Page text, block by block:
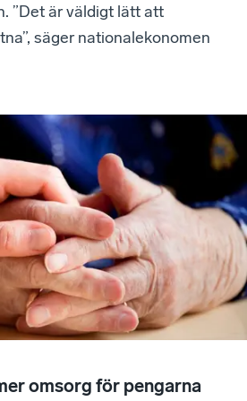
”Det är väldigt lätt att
säger nationalekonomen
omsorg för pengarna